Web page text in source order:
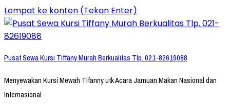
Lompat ke konten (Tekan Enter)
Pusat Sewa Kursi Tiffany Murah Berkualitas Tlp. 021-82619088
Menyewakan Kursi Mewah Tifanny utk Acara Jamuan Makan Nasional dan
Internasional